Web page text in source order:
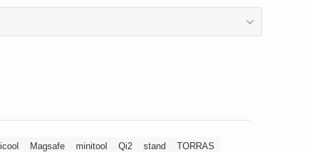
Magsafe minitool Qi2 stand TORRAS